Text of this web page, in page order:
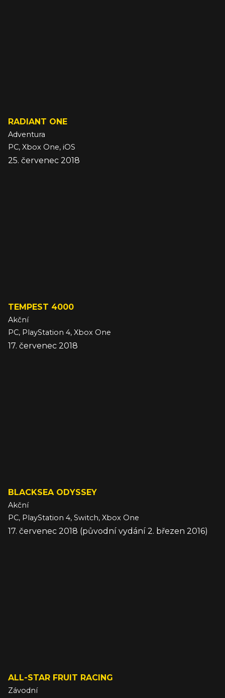
RADIANT ONE
Adventura
PC, Xbox One, iOS
25. červenec 2018
TEMPEST 4000
Akční
PC, PlayStation 4, Xbox One
17. červenec 2018
BLACKSEA ODYSSEY
Akční
PC, PlayStation 4, Switch, Xbox One
17. červenec 2018 (původní vydání 2. březen 2016)
ALL-STAR FRUIT RACING
Závodní